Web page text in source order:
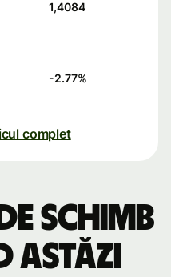
1,4084
-2.77%
complet
schimb
astăzi